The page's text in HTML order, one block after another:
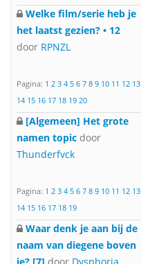
Welke film/serie heb je
het laatst gezien? • 12
door RPNZL
Pagina: 1 2 3 4 5 6 7 8 9 10 11 12 13
14 15 16 17 18 19 20
[Algemeen] Het grote
namen topic door
Thunderfvck
Pagina: 1 2 3 4 5 6 7 8 9 10 11 12 13
14 15 16 17 18 19
Waar denk je aan bij de
naam van diegene boven